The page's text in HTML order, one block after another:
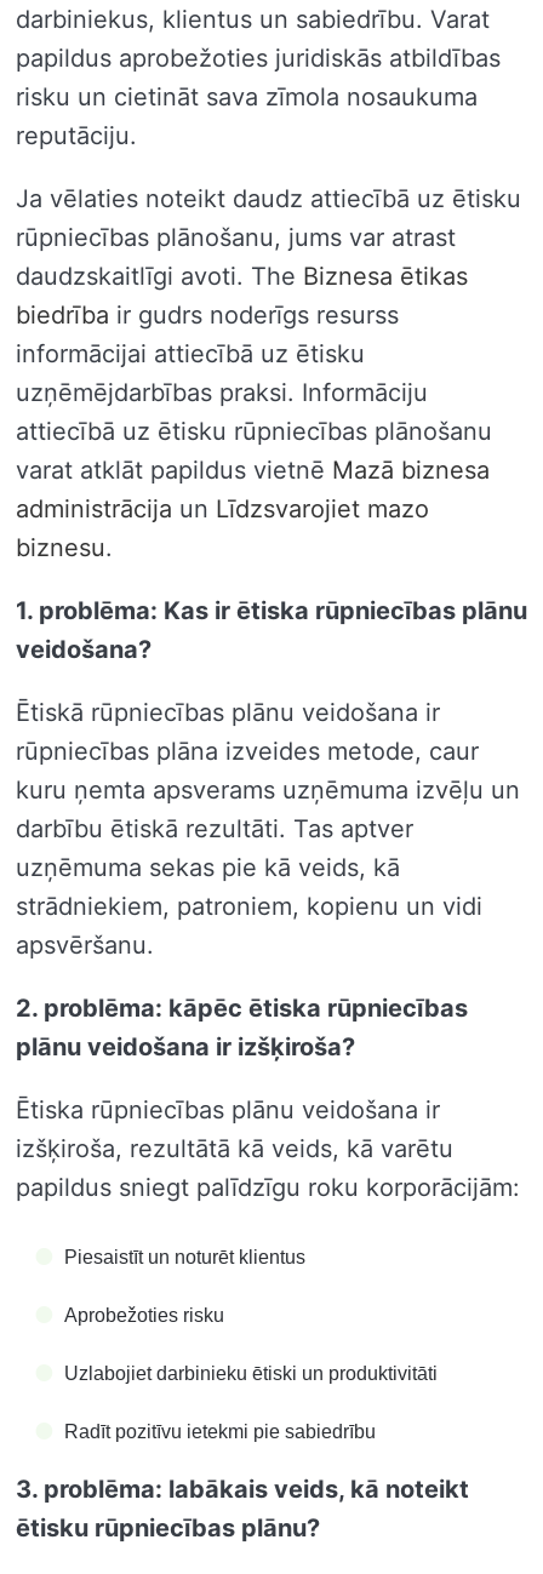
darbiniekus, klientus un sabiedrību. Varat
papildus aprobežoties juridiskās atbildības
risku un cietināt sava zīmola nosaukuma
reputāciju.
Ja vēlaties noteikt daudz attiecībā uz ētisku
rūpniecības plānošanu, jums var atrast
daudzskaitlīgi avoti. The Biznesa ētikas
biedrība ir gudrs noderīgs resurss
informācijai attiecībā uz ētisku
uzņēmējdarbības praksi. Informāciju
attiecībā uz ētisku rūpniecības plānošanu
varat atklāt papildus vietnē Mazā biznesa
administrācija un Līdzsvarojiet mazo
biznesu.
1. problēma: Kas ir ētiska rūpniecības plānu
veidošana?
Ētiskā rūpniecības plānu veidošana ir
rūpniecības plāna izveides metode, caur
kuru ņemta apsverams uzņēmuma izvēļu un
darbību ētiskā rezultāti. Tas aptver
uzņēmuma sekas pie kā veids, kā
strādniekiem, patroniem, kopienu un vidi
apsvēršanu.
2. problēma: kāpēc ētiska rūpniecības
plānu veidošana ir izšķiroša?
Ētiska rūpniecības plānu veidošana ir
izšķiroša, rezultātā kā veids, kā varētu
papildus sniegt palīdzīgu roku korporācijām:
Piesaistīt un noturēt klientus
Aprobežoties risku
Uzlabojiet darbinieku ētiski un produktivitāti
Radīt pozitīvu ietekmi pie sabiedrību
3. problēma: labākais veids, kā noteikt
ētisku rūpniecības plānu?